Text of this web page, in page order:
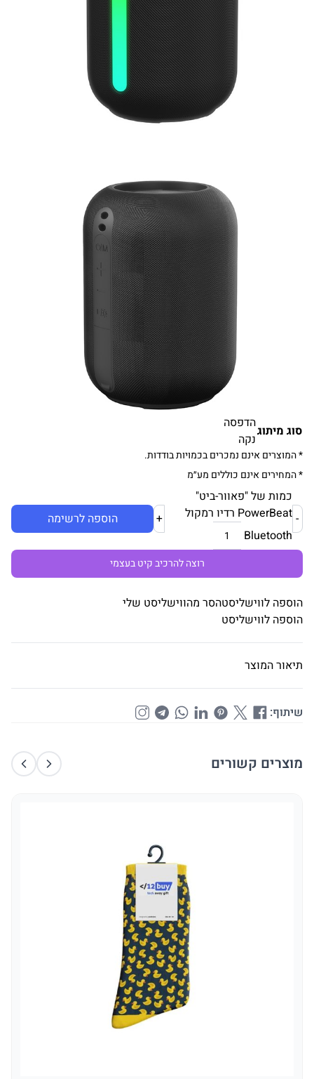
סוג מיתוג הדפסה
נקה
* המוצרים אינם נמכרים בכמויות בודדות.
* המחירים אינם כוללים מע״מ
כמות של "פאוור-ביט"
PowerBeat רדיו רמקול
Bluetooth
הוספה לרשימה
רוצה להרכיב קיט בעצמי
הוספה לווישליסטהסר מהווישליסט שלי
הוספה לווישליסט
תיאור המוצר
שיתוף:
מוצרים קשורים